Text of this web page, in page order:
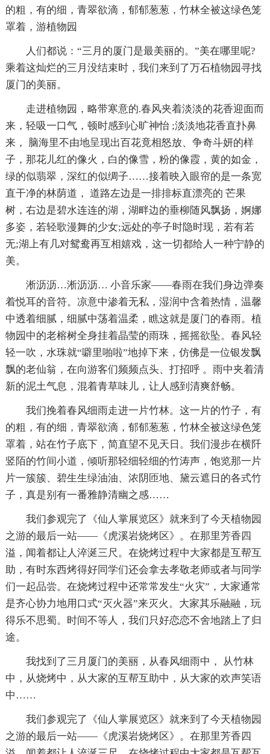
的粗，有的细，青翠欲滴，郁郁葱葱，竹林全被这绿色笼
罩着，游植物园
人们都说：“三月的厦门是最美丽的。”美在哪里呢?
乘着这灿烂的三月没结束时，我们来到了万石植物园寻找
厦门的美丽。
走进植物园，略带寒意的.春风夹着淡淡的花香迎面而
来，轻吸一口气，顿时感到心旷神怡 ;淡淡地花香直扑鼻
来， 脑海里不由地呈现出百花竟相怒放、争奇斗妍的样
子，那花儿红的像火，白的像雪，粉的像霞，黄的如金，
绿的似翡翠，深红的似绸子……接着映入眼帘的是一条宽
直干净的林荫道， 道路左边是一排排标直漂亮的 芒果
树，右边是碧水连连的湖，湖畔边的垂柳随风飘扬，婀娜
多姿，若轻歌漫舞的少女;远处的亭子时隐时现，若有若
无;湖上有几对鸳鸯再互相嬉戏，这一切都给人一种宁静的
美。
淅沥沥…淅沥沥… 小音乐家——春雨在我们身边弹奏
着悦耳的音符。凉意中渗着无私，湿润中含着热情，温馨
中透着细腻，细腻中荡着温柔，瞧这就是厦门的春雨。植
物园中的老榕树全身挂着晶莹的雨珠，摇摇欲坠。春风轻
轻一吹，水珠就“噼里啪啦”地掉下来，仿佛是一位银发飘
飘的老仙翁，在向游客们频频点头、打招呼 。雨中夹着清
新的泥土气息，混着青草味儿，让人感到清爽舒畅。
我们挽着春风细雨走进一片竹林。这一片的竹子，有
的粗，有的细，青翠欲滴，郁郁葱葱，竹林全被这绿色笼
罩着，站在竹子底下，简直望不见天日。我们漫步在横阡
竖陌的竹间小道，倾听那轻细轻细的竹涛声，饱览那一片
片一簇簇、碧生生绿油油、浓阴匝地、黛云遮日的各式竹
子，真是别有一番雅静清幽之感……
我们参观完了《仙人掌展览区》就来到了今天植物园
之游的最后一站——《虎溪岩烧烤区》。在那里芳香四
溢，闻着都让人淬涎三尺。在烧烤过程中大家都是互帮互
助，有时东西烤得好同学们还会拿去孝敬老师或者与同学
们一起品尝。在烧烤过程中还常常发生“火灾”，大家通常
是齐心协力地用口式“灭火器”来灭火。大家其乐融融，玩
得乐不思蜀。时间不等人，我们只好恋恋不舍地踏上了归
途。
我找到了三月厦门的美丽，从春风细雨中， 从竹林
中，从烧烤中，从大家的互帮互助中，从大家的欢声笑语
中……
我们参观完了《仙人掌展览区》就来到了今天植物园
之游的最后一站——《虎溪岩烧烤区》。在那里芳香四